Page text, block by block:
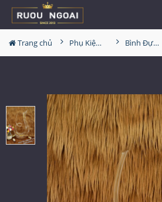
Trang chủ Phụ Kiện Rượu Bình Đựng Rượu Vang - Decanter Dáng Đẹp M23